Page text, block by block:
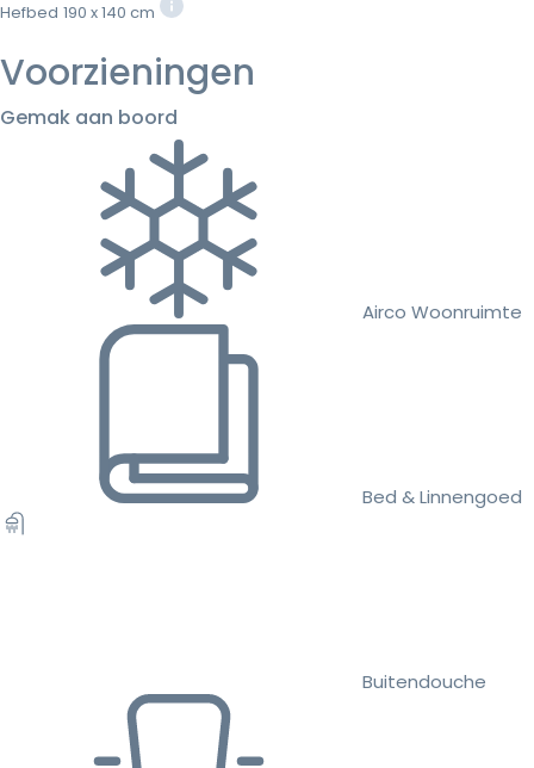
Hefbed 190 x 140 cm
Voorzieningen
Gemak aan boord
Airco Woonruimte
Bed & Linnengoed
Buitendouche